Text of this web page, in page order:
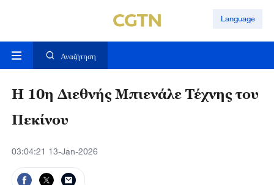
Language
Αναζήτηση
Η 10η Διεθνής Μπιενάλε Τέχνης του
Πεκίνου
03:04:21 13-Jan-2026